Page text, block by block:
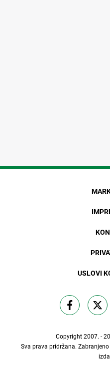
USLOVI
Copyright 2007. -
Sva prava pridržana.